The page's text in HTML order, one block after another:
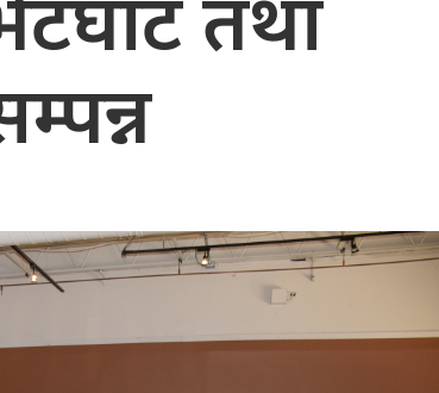
तथा